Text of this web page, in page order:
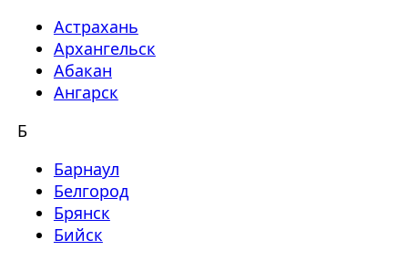
Астрахань
Архангельск
Абакан
Ангарск
Б
Барнаул
Белгород
Брянск
Бийск